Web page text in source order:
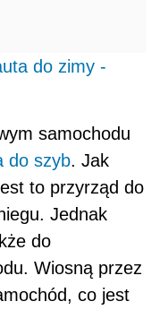
do zimy -
samochodu
do szyb. Jak
to przyrząd do
Jednak
do
Wiosną przez
co jest